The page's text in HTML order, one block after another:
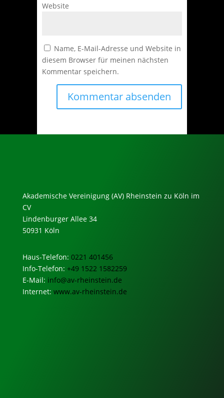
Website
Name, E-Mail-Adresse und Website in
diesem Browser für meinen nächsten
Kommentar speichern.
Akademische Vereinigung (AV) Rheinstein zu Köln im
CV
Lindenburger Allee 34
50931 Köln
Haus-Telefon: 0221 401456
Info-Telefon: +49 1522 1582259
E-Mail: info@av-rheinstein.de
Internet: www.av-rheinstein.de